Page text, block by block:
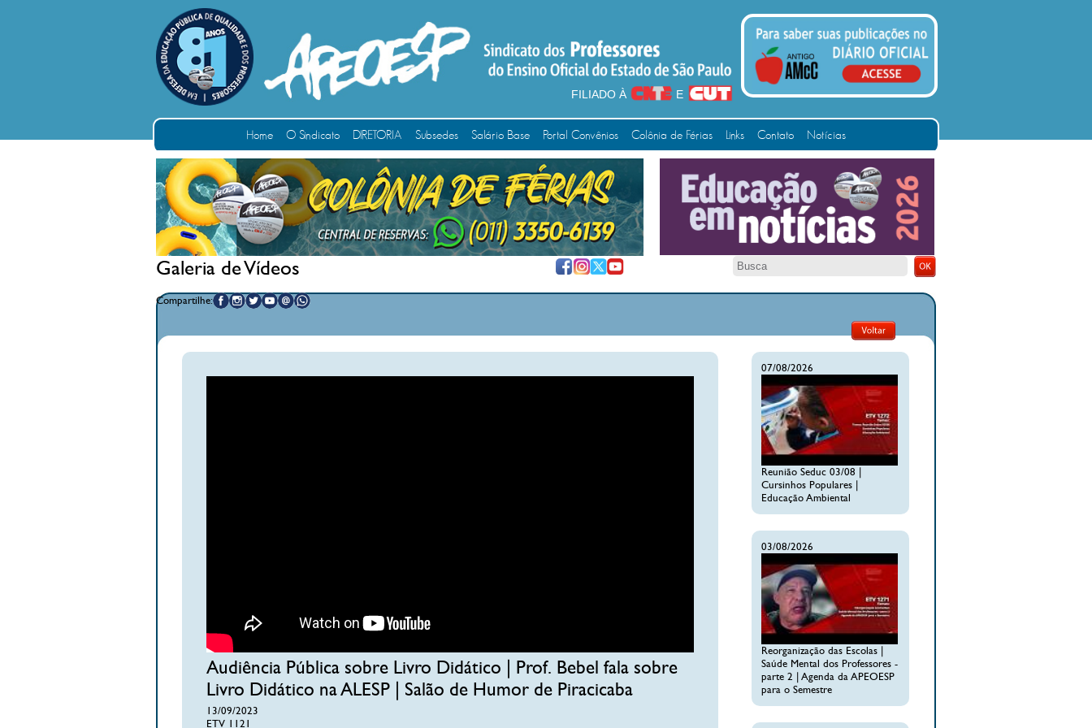
FILIADO À E
Home O Sindicato DIRETORIA Subsedes Salário Base Portal Convênios Colônia de Férias Links Contato Notícias
Galeria de Vídeos
Compartilhe:
Audiência Pública sobre Livro Didático | Prof. Bebel fala sobre
Livro Didático na ALESP | Salão de Humor de Piracicaba
13/09/2023
ETV 1121
07/08/2026
Reunião Seduc 03/08 |
Cursinhos Populares |
Educação Ambiental
03/08/2026
Reorganização das Escolas |
Saúde Mental dos Professores -
parte 2 | Agenda da APEOESP
para o Semestre